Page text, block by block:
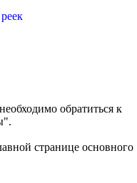
обратиться к
странице основного